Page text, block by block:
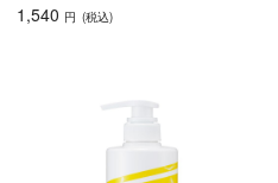
1,540 円 (税込)